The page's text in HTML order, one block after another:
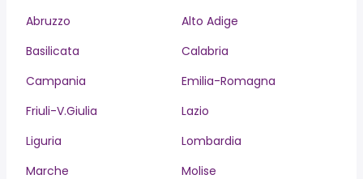
Abruzzo
Alto Adige
Basilicata
Calabria
Campania
Emilia-Romagna
Friuli-V.Giulia
Lazio
Liguria
Lombardia
Marche
Molise